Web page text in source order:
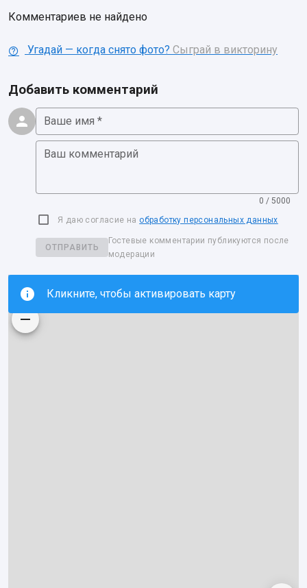
Комментариев не найдено
Угадай — когда снято фото? Сыграй в викторину
Добавить комментарий
Ваше имя *
Ваш комментарий
0 / 5000
Я даю согласие на обработку персональных данных
ОТПРАВИТЬ
Гостевые комментарии публикуются после
модерации
Кликните, чтобы активировать карту